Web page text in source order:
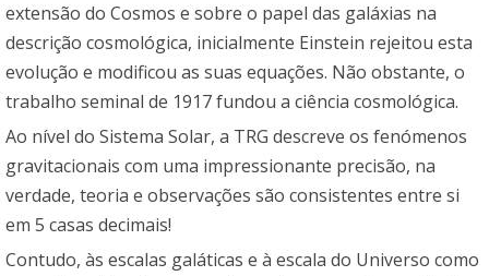
extensão do Cosmos e sobre o papel das galáxias na
descrição cosmológica, inicialmente Einstein rejeitou esta
evolução e modificou as suas equações. Não obstante, o
trabalho seminal de 1917 fundou a ciência cosmológica.
Ao nível do Sistema Solar, a TRG descreve os fenómenos
gravitacionais com uma impressionante precisão, na
verdade, teoria e observações são consistentes entre si
em 5 casas decimais!
Contudo, às escalas galáticas e à escala do Universo como